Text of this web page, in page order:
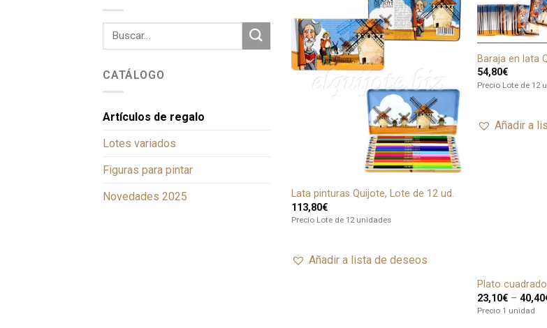
CATÁLOGO
Artículos de regalo
Lotes variados
Figuras para pintar
Novedades 2025
Añadir
a lista
de
Lata pinturas Quijote, Lote de 12 ud.
113,80€
Precio Lote de 12 unidades
Añadir a lista de deseos
Baraja en lata
54,80€
Precio Lote de 12
Añadir a
Plato
23,10€ –40,40
Precio 1 unidad